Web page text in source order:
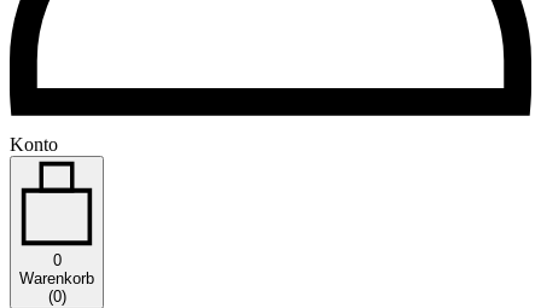
Konto
0
Warenkorb
(0)